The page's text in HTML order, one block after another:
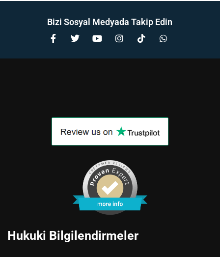
Bizi Sosyal Medyada Takip Edin
Hukuki Bilgilendirmeler